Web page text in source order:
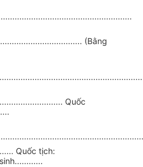
(Bằng
Quốc
Quốc tịch: